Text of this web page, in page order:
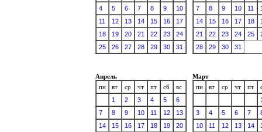
4
5 6 7 8 9
10
11
12 13 14 15 16
17
18
19 20 21 22 23
24
25
26 27 28 29 30 31
7
8 9 10 11
14
15 16 17 18
21
22 23 24 25
28
29 30 31
Апрель
пн
вт ср чт пт сб
вс
1
2 3 4 5
6
7
8 9 10 11 12
13
14
15 16 17 18 19
20
Март
пн
вт ср чт пт
3
4 5 6 7
10
11 12 13 14